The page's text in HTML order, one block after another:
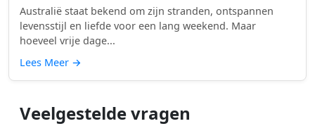
Australië staat bekend om zijn stranden, ontspannen
levensstijl en liefde voor een lang weekend. Maar
hoeveel vrije dage...
Lees Meer →
Veelgestelde vragen